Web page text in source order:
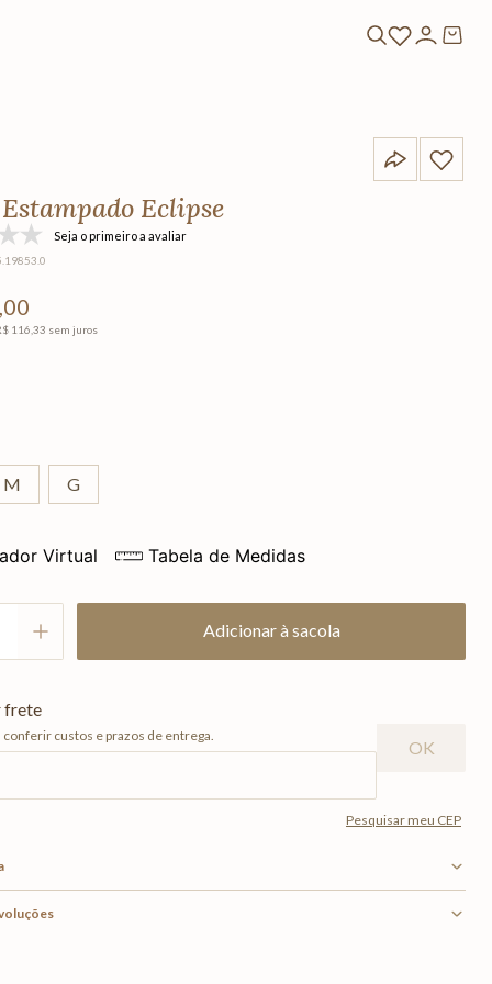
Eclipse
Seja o primeiro a avaliar
,00
116 ,33 sem juros
M G
Virtual Tabela de Medidas
Adicionar à sacola